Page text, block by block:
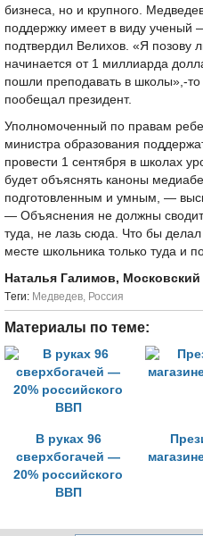
бизнеса, но и крупного.
поддержку имеет в виду
подтвердил Велихов. «Я позову
начинается от 1 миллиарда
пошли преподавать в школы»,-то
пообещал президент.
Уполномоченный по правам
министра образования
провести 1 сентября в школах
будет объяснять каноны
подготовленным и умным, —
— Объяснения не должны
туда, не лазь сюда. Что бы
месте школьника только туда и
Наталья Галимов,
Tеги: Медведев, Россия
Материалы по теме:
В руках 96
сверхбогачей —
20% российского
ВВП